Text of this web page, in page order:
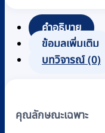
คำอธิบาย
ข้อมูลเพิ่มเติม
บทวิจารณ์ (0)
คุณลักษณะเฉพาะ